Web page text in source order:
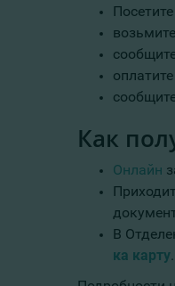
Как
Онлайн
В
ка карту.